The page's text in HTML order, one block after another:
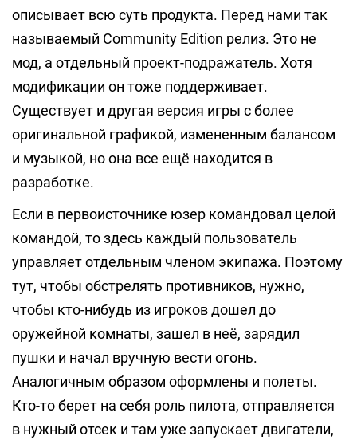
описывает всю суть продукта. Перед нами так
называемый Community Edition релиз. Это не
мод, а отдельный проект-подражатель. Хотя
модификации он тоже поддерживает.
Существует и другая версия игры с более
оригинальной графикой, измененным балансом
и музыкой, но она все ещё находится в
разработке.
Если в первоисточнике юзер командовал целой
командой, то здесь каждый пользователь
управляет отдельным членом экипажа. Поэтому
тут, чтобы обстрелять противников, нужно,
чтобы кто-нибудь из игроков дошел до
оружейной комнаты, зашел в неё, зарядил
пушки и начал вручную вести огонь.
Аналогичным образом оформлены и полеты.
Кто-то берет на себя роль пилота, отправляется
в нужный отсек и там уже запускает двигатели,